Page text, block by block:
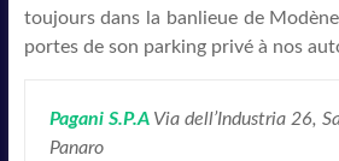
toujours dans la banlieue de
portes de son parking privé à nos
Pagani S.P.AVia dell’Industria 26,
Panaro